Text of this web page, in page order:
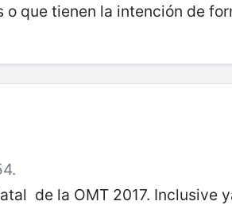
que tienen la intención de
de la OMT 2017. Inclusive